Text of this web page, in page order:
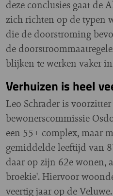
deze conclusies gaat de
zich richten op de typen
die de doorstroming
de
blijken te werken vaker
Verhuizen is heel
Leo Schrader is
bewonerscommissie
een 55+-complex, maar
gemiddelde leeftijd van
daar op zijn 62e wonen,
broekie'. Hiervoor
veertig jaar op de